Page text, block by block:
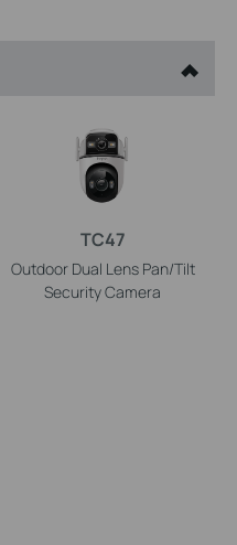
TC47
Outdoor Dual Lens Pan/Tilt
Security Camera